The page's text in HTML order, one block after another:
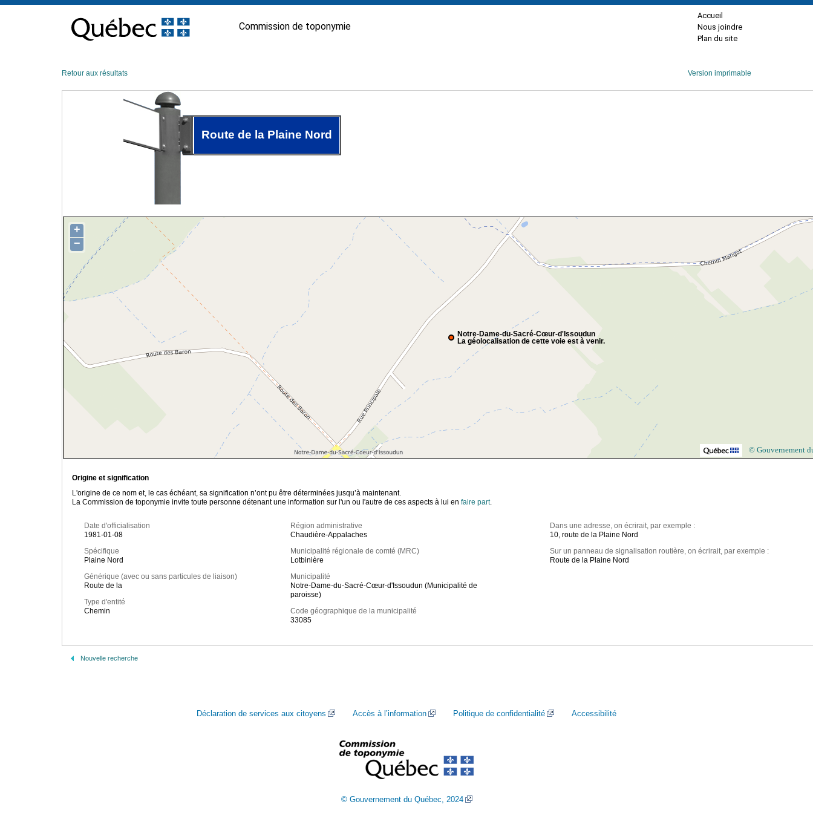
contenu
Commission de toponymie
Accueil
Nous joindre
Plan du site
Retour aux résultats Version imprimable
Route de la Plaine Nord
Notre-Dame-du-Sacré-Cœur-d'Issoudun
La géolocalisation de cette voie est à venir.
+
−
© Gouvernement
Origine et signification
L'origine de ce nom et, le cas échéant, sa signification n’ont pu être déterminées jusqu’à maintenant.
La Commission de toponymie invite toute personne détenant une information sur l'un ou l'autre de ces aspects à lui en faire part.
Date d'officialisation
1981-01-08
Spécifique
Plaine Nord
Générique (avec ou sans particules de liaison)
Route de la
Type d'entité
Chemin
Région administrative
Chaudière-Appalaches
Municipalité régionale de comté (MRC)
Lotbinière
Municipalité
Notre-Dame-du-Sacré-Cœur-d'Issoudun (Municipalité de
paroisse)
Code géographique de la municipalité
33085
Dans une adresse, on écrirait, par exemple :
10, route de la Plaine Nord
Sur un panneau de signalisation routière, on écrirait, par exemple :
Route de la Plaine Nord
Nouvelle recherche
Déclaration de services aux citoyens Accès à l’information Politique de confidentialité Accessibilité
© Gouvernement du Québec, 2024